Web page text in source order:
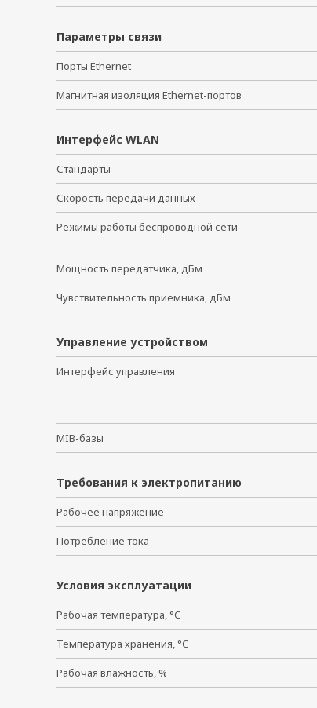
Параметры связи
Порты Ethernet
Магнитная изоляция Ethernet-портов
Интерфейс WLAN
Стандарты
Скорость передачи данных
Режимы работы беспроводной сети
Мощность передатчика, дБм
Чувствительность приемника, дБм
Управление устройством
Интерфейс управления
MIB-базы
Требования к электропитанию
Рабочее напряжение
Потребление тока
Условия эксплуатации
Рабочая температура, °C
Температура хранения, °C
Рабочая влажность, %